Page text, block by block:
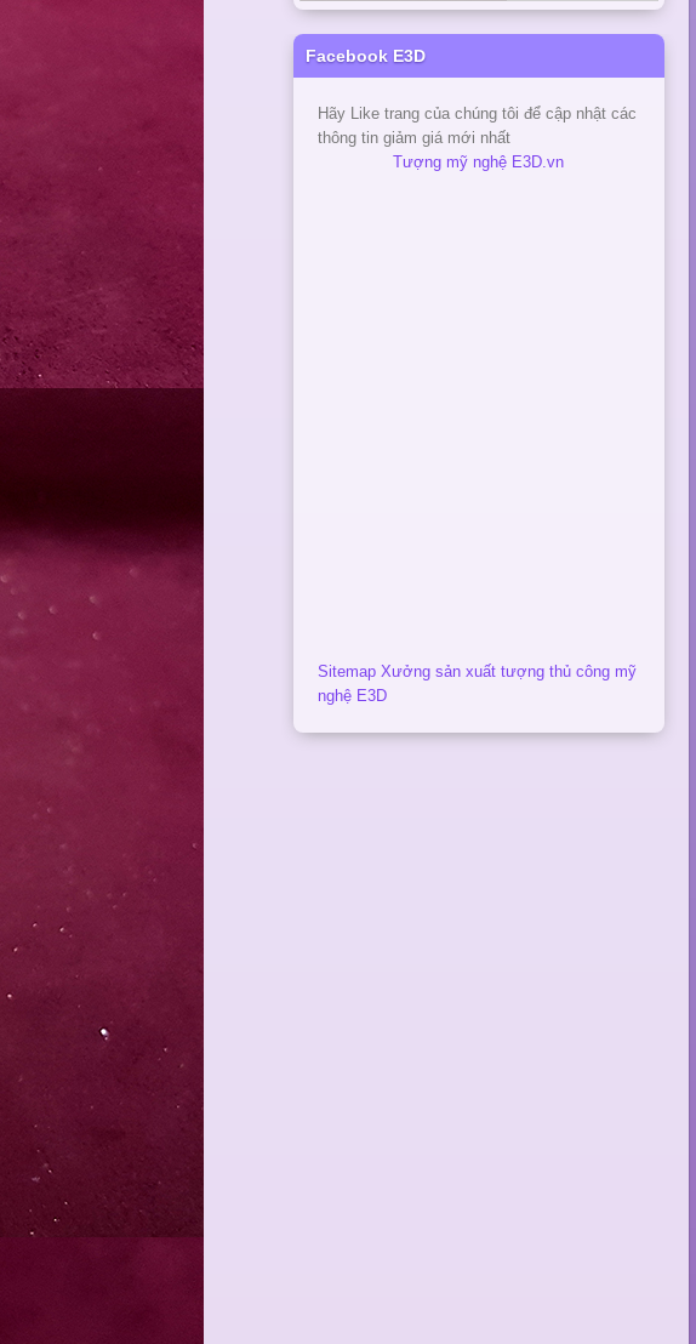
Facebook E3D
Hãy Like trang của chúng tôi để cập nhật các
thông tin giảm giá mới nhất
Tượng mỹ nghệ E3D.vn
Sitemap Xưởng sản xuất tượng thủ công mỹ
nghệ E3D